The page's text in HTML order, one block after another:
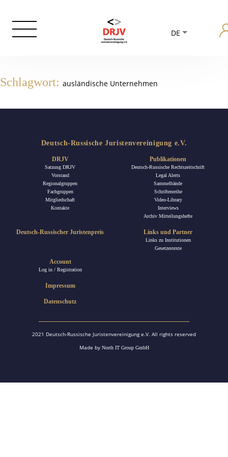
DE
Schlagwort: ausländische Unternehmen
Deutsch-Russische Juristenvereinigung e.V.
DRJV
Satzung DRJV
Vorstand
Regionalgruppen
Fachgruppen
Mitgliedschaft
Kontakte
Publikationen
Deutsch-Russische Rechtszeitschrift
Legal Alerts
Sammelbände
Schriftenreihe
Video-Library
Interviews
Archiv Mitteilungshefte
Deutsch-Russischer Juristenpreis
Account
Log in / Registration
Links und Partner
Links zu Institutionen
Gesetzestexte
Impressum
Datenschutz
2021 Deutsch-Russische Juristenvereinigung e.V. All rights reserved
Made by North IT Group GmbH